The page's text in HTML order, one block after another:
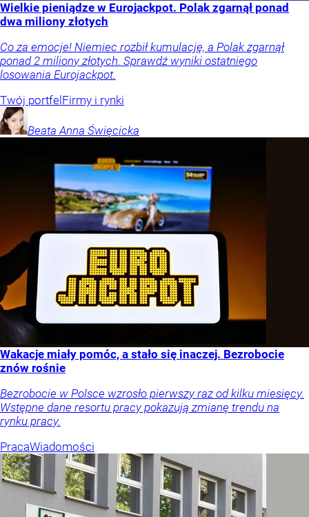
Wielkie pieniądze w Eurojackpot. Polak zgarnął ponad
dwa miliony złotych
Co za emocje! Niemiec rozbił kumulację, a Polak zgarnął
ponad 2 miliony złotych. Sprawdź wyniki ostatniego
losowania Eurojackpot.
Twój portfel Firmy i rynki
Beata Anna Święcicka
Wakacje miały pomóc, a stało się inaczej. Bezrobocie
znów rośnie
Bezrobocie w Polsce wzrosło pierwszy raz od kilku miesięcy.
Wstępne dane resortu pracy pokazują zmianę trendu na
rynku pracy.
PracaWiadomości